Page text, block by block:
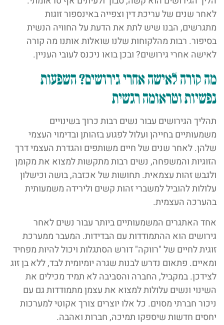
לאחר שנים של עריכת דין וצפייה באינספור זוגות
מתגרשים, הבנו שיש לתת את הדעת על החוויה הנשית
בסיפור. רבות מהלקוחות שלנו שואלות אותנו מה קורה
לאישה אחרי גירושים? ובכן בואו ניכנס לעובי העניין.
מה קורה לאישה אחרי גירושים? השפעות
נפשיות וטראומה רגשית
תהליך הגירושים עבור נשים רבות כרוך בשינויים
משמעותיים בחייהן ועלול לפגוע בזהותן ובדימוי העצמי
שלהן. לאחר שנים של חיים משותפים והגדרת העצמי דרך
הזוגיות והמשפחה, נשים רבות מתקשות למצוא את מקומן
ולגבש זהות עצמאית. תחושות של אכזבה, בושה וכישלון
עלולות להוביל למשברי זהות קשים ולירידה משמעותית
בהערכה העצמית.
אחד האתגרים המשמעותיים ביותר עבור נשים לאחר
גירושים הוא ההתמודדות עם הבדידות. המעבר ממערכת
זוגית לחיים של "רווקה" דורש הסתגלות ויכול להיות מפחיד
ומאיים. פתאום נדרש לבנות שגרה יומיומית לבד, ללא בן זוג
לצידכן. במקביל, החברה והסביבה לא תמיד מכילים את
השינוי ונשים עלולות למצוא את עצמן מתמודדות גם עם
ניכור חברתי מסוים. כל אלו יוצרים צורך אקוטי למערכות
יחסים חדשות שיספקו תמיכה, חברות ואהבה.